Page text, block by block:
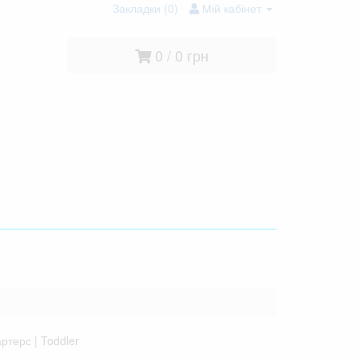
Закладки (0) Мій кабінет
0 / 0 грн
| Toddler